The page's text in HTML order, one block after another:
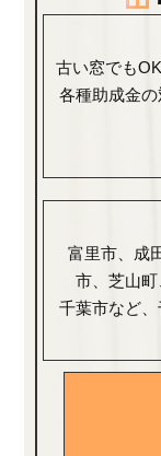
古い窓でも
各種助成金
富里市、成
市、芝山
千葉市など